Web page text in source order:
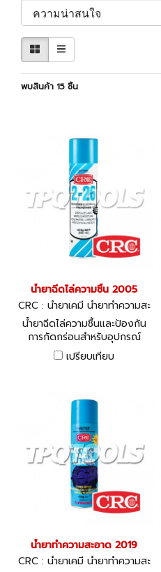
พบสินค้า 15 ชิ้น
น้ำยาฉีดไล่ความชื้น 2005
CRC : น้ำยาเคมี น้ำยาทำความสะ
อาด ซิลิโคน 2005
น้ำยาฉีดไล่ความชื้นและป้องกัน
การกัดกร่อนสำหรับอุปกรณ์
ไฟฟ้า ช่วยป้องกันน้ำ และ
ความชื้น ป้องกันสนิม และการ
เปรียบเทียบ
น้ำยาทำความสะอาด 2019
CRC : น้ำยาเคมี น้ำยาทำความสะ